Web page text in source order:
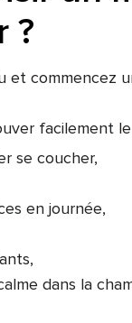
?
et commencez
facilement le
se coucher,
en journée,
dans la